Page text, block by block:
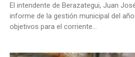
El intendente de Berazategui, Juan
informe de la gestión municipal del
objetivos para el corriente...